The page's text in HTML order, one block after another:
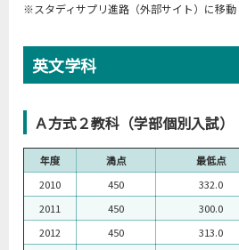
※スタディサプリ進路（外部サイト）に移動
英文学科
Ａ方式２教科（学部個別入試）
年度 満点 最低点
2010
450 332.0
2011
450 300.0
2012
450 313.0